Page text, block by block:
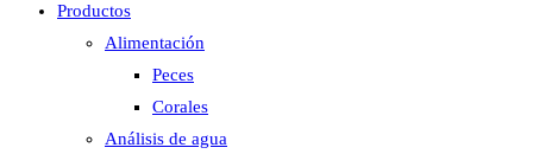
Productos
Alimentación
Peces
Corales
Análisis de agua